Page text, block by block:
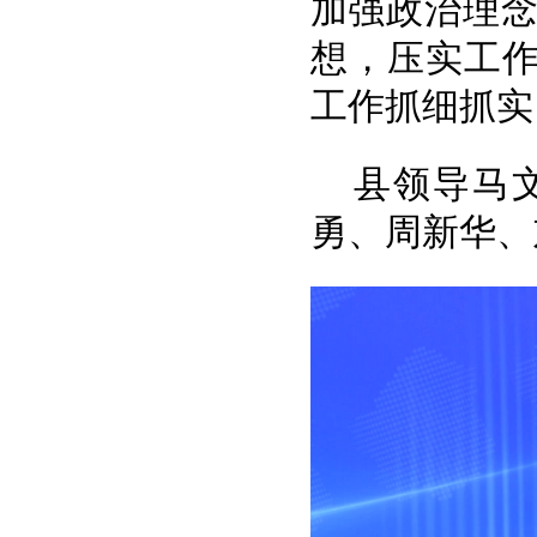
加强政治理
想，压实工
工作抓细抓
县领导马
勇、周新华